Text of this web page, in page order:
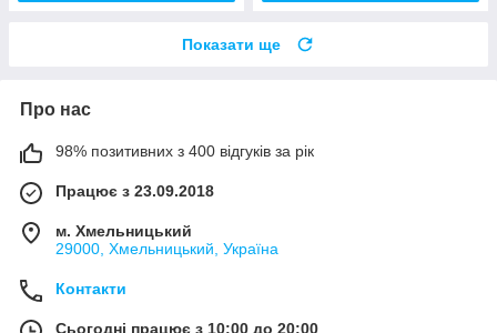
Показати ще
Про нас
98% позитивних з 400 відгуків за рік
Працює з 23.09.2018
м. Хмельницький
29000, Хмельницький, Україна
Контакти
Сьогодні працює з 10:00 до 20:00